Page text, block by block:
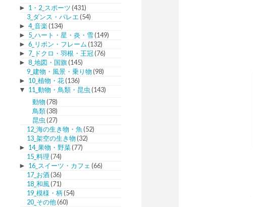
► 1・2_スポーツ(431)
3_ダンス・バレエ(54)
► 4_音楽(134)
► 5_ハート・星・炎・雪(149)
► 6_リボン・フレーム(132)
► 7_ドクロ・羽根・王冠(76)
► 8_地図・国旗(145)
9_建物・風景・乗り物(98)
► 10_植物・花(136)
▼ 11_動物・鳥類・昆虫 (143)
動物(78)
鳥類(38)
昆虫 (27)
12_海の生き物・魚 (52)
13_架空の生き物(32)
► 14_果物・野菜(77)
15_料理(74)
► 16_スイーツ・カフェ (66)
17_お酒(36)
18_和風(71)
19_模様・柄(54)
20_その他(60)